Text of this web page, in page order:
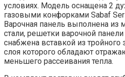
условиях. Модель оснащена 2
газовыми конфорками Sabaf
Варочная панель выполнена
стали, решетки варочной
снабжена вставкой из тройного
слоя которого обладают
меньшего рассеивания тепла.